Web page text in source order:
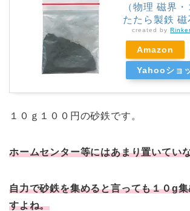
（物理 磁界
たたら製鉄 磁
created by
Amazon
Yahooショ
１０ｇ１００円の砂鉄です。
ホームセンター等にはあまり置いてい
自力で砂鉄を集めると言っても１０g
すよね。